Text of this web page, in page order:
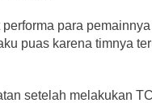
performa para
puas karena timnya
setelah melakukan